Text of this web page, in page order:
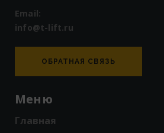
Email:
info@t-lift.ru
ОБРАТНАЯ СВЯЗЬ
Меню
Главная